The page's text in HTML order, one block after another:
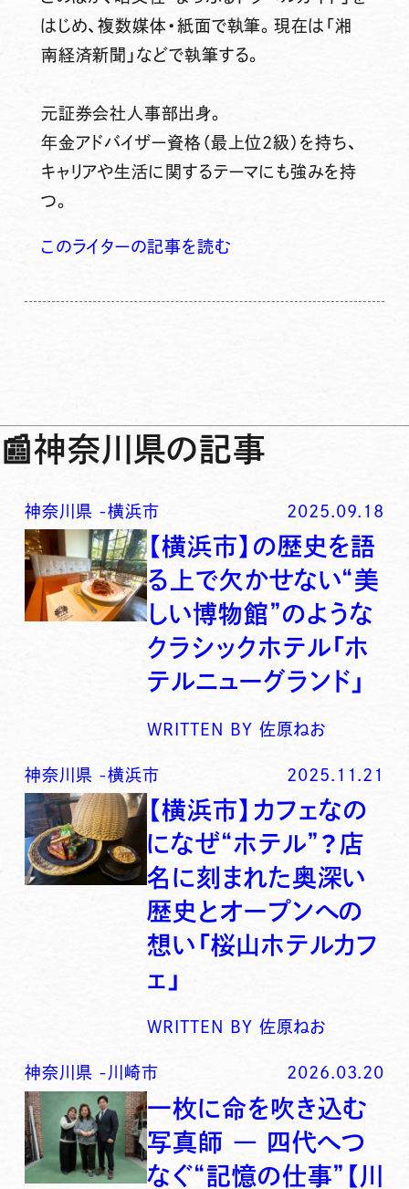
はじめ、複数媒体・紙面で執筆。現在は「湘
南経済新聞」などで執筆する。
元証券会社人事部出身。
年金アドバイザー資格（最上位2級）を持ち、
キャリアや生活に関するテーマにも強みを持
つ。
このライターの記事を読む
📰神奈川県の記事
神奈川県 -横浜市 2025.09.18
【横浜市】の歴史を語
る上で欠かせない“美
しい博物館”のような
クラシックホテル「ホ
テルニューグランド」
WRITTEN BY 佐原ねお
神奈川県 -横浜市 2025.11.21
【横浜市】カフェなの
になぜ“ホテル”？店
名に刻まれた奥深い
歴史とオープンへの
想い「桜山ホテルカフ
ェ」
WRITTEN BY 佐原ねお
神奈川県 - 川崎市 2026.03.20
一枚に命を吹き込む
写真師 ― 四代へつ
なぐ“記憶の仕事”【川